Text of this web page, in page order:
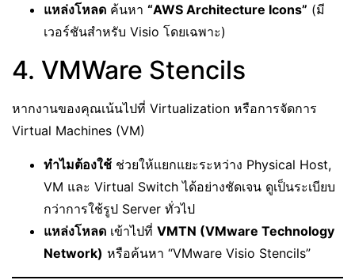
แหล่งโหลด ค้นหา “AWS Architecture Icons” (มี
เวอร์ชันสำหรับ Visio โดยเฉพาะ)
4. VMWare Stencils
หากงานของคุณเน้นไปที่ Virtualization หรือการจัดการ
Virtual Machines (VM)
ทำไมต้องใช้ ช่วยให้แยกแยะระหว่าง Physical Host,
VM และ Virtual Switch ได้อย่างชัดเจน ดูเป็นระเบียบ
กว่าการใช้รูป Server ทั่วไป
แหล่งโหลด เข้าไปที่ VMTN (VMware Technology
Network) หรือค้นหา “VMware Visio Stencils”